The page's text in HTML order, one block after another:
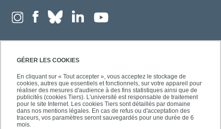
GÉRER LES COOKIES
En cliquant sur « Tout accepter », vous acceptez le stockage de
cookies, autres que essentiels et fonctionnels, sur votre appareil pour
réaliser des mesures d'audience à des fins statistiques ainsi que de
publicités (cookies Tiers). L'université est responsable de traitement
pour le site Internet. Les cookies Tiers sont détaillés par domaine
dans nos mentions légales. En cas de refus ou d'acceptation des
traceurs, vos paramètres seront sauvegardés pour une durée de 6
mois.